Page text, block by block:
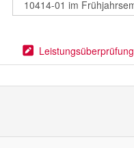
Leistungsüberprüfung